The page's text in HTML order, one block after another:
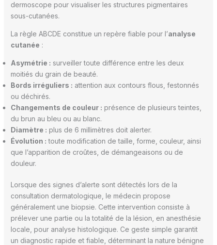
dermoscope pour visualiser les structures pigmentaires
sous-cutanées.
La règle ABCDE constitue un repère fiable pour l’analyse
cutanée :
Asymétrie : surveiller toute différence entre les deux
moitiés du grain de beauté.
Bords irréguliers : attention aux contours flous, festonnés
ou déchirés.
Changements de couleur : présence de plusieurs teintes,
du brun au bleu ou au blanc.
Diamètre : plus de 6 millimètres doit alerter.
Évolution : toute modification de taille, forme, couleur, ainsi
que l’apparition de croûtes, de démangeaisons ou de
douleur.
Lorsque des signes d’alerte sont détectés lors de la
consultation dermatologique, le médecin propose
généralement une biopsie. Cette intervention consiste à
prélever une partie ou la totalité de la lésion, en anesthésie
locale, pour analyse histologique. Ce geste simple garantit
un diagnostic rapide et fiable, déterminant la nature bénigne